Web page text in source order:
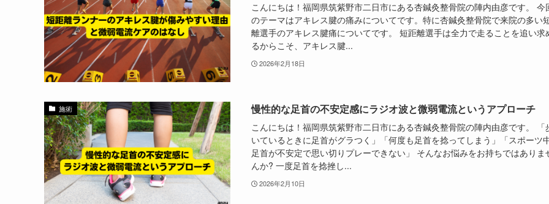
こんにちは！福岡県筑紫野市二日市にある杏鍼灸整骨院の陣内由彦です。 今
のテーマはアキレス腱の痛みについてです。特に杏鍼灸整骨院で来院の多い
離選手のアキレス腱痛についてです。 短距離選手は全力で走ることを追い求
るからこそ、アキレス腱...
2026年2月18日
施術 慢性的な足首の不安定感にラジオ波と微弱電流というアプローチ
こんにちは！福岡県筑紫野市二日市にある杏鍼灸整骨院の陣内由彦です。 「
いているときに足首がグラつく」「何度も足首を捻ってしまう」「スポーツ
足首が不安定で思い切りプレーできない」 そんなお悩みをお持ちではありま
んか? 一度足首を捻挫し...
2026年2月10日